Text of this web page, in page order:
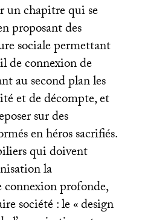
un chapitre qui se
proposant des
sociale permettant
de connexion de
au second plan les
et de décompte, et
sur des
en héros sacrifiés.
qui doivent
la
profonde,
société : le «design